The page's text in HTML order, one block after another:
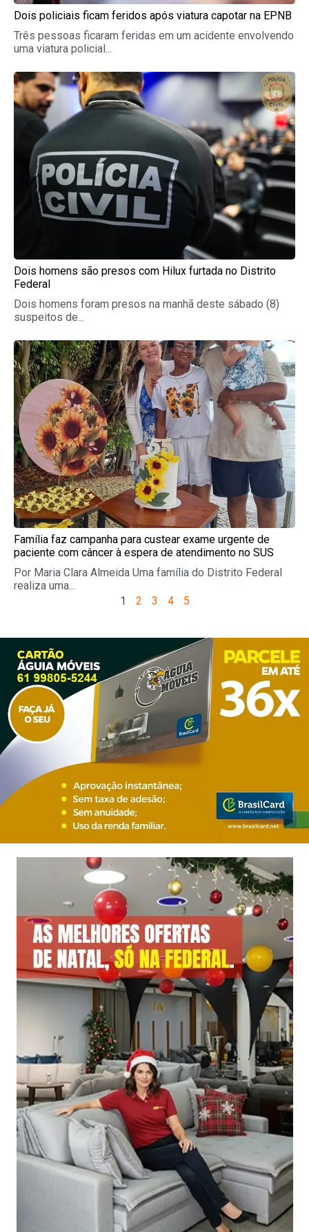
Dois policiais ficam feridos após viatura capotar na EPNB
Três pessoas ficaram feridas em um acidente envolvendo
uma viatura policial...
Dois homens são presos com Hilux furtada no Distrito
Federal
Dois homens foram presos na manhã deste sábado (8)
suspeitos de...
Família faz campanha para custear exame urgente de
paciente com câncer à espera de atendimento no SUS
Por Maria Clara Almeida Uma família do Distrito Federal
realiza uma...
1
2 3 4 5